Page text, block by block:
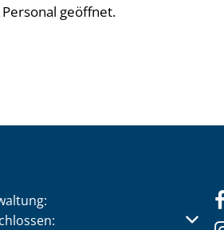
geöffnet.
um weitere Öffnungs- oder